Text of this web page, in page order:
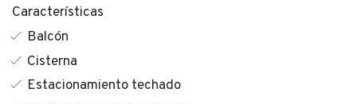
Características
Balcón
Cisterna
Estacionamiento techado